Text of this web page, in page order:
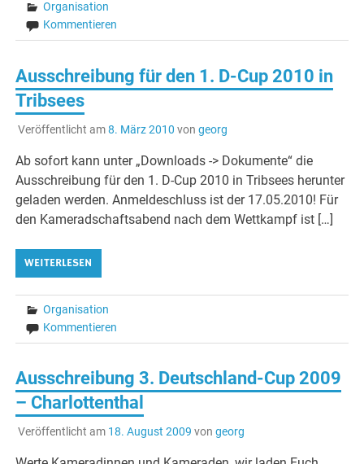
Organisation
Kommentieren
Ausschreibung für den 1. D-Cup 2010 in
Tribsees
Veröffentlicht am8. März 2010 von georg
Ab sofort kann unter „Downloads -> Dokumente“ die
Ausschreibung für den 1. D-Cup 2010 in Tribsees herunter
geladen werden. Anmeldeschluss ist der 17.05.2010! Für
den Kameradschaftsabend nach dem Wettkampf ist […]
WEITERLESEN
Organisation
Kommentieren
Ausschreibung 3. Deutschland-Cup 2009
– Charlottenthal
Veröffentlicht am 18. August 2009 von georg